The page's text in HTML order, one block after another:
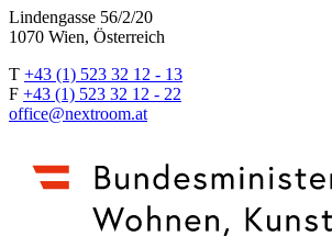
Lindengasse 56/2/20
1070 Wien, Österreich
T +43 (1) 523 32 12 - 13
F +43 (1) 523 32 12 - 22
office@nextroom.at